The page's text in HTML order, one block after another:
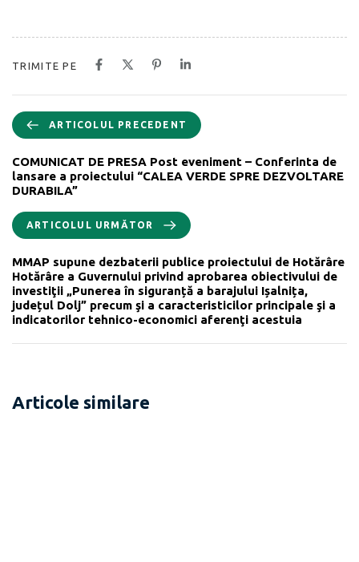
TRIMITE PE
ARTICOLUL PRECEDENT
COMUNICAT DE PRESA Post eveniment – Conferinta de
lansare a proiectului “CALEA VERDE SPRE DEZVOLTARE
DURABILA”
ARTICOLUL URMĂTOR
MMAP supune dezbaterii publice proiectului de Hotărâre
Hotărâre a Guvernului privind aprobarea obiectivului de
investiţii „Punerea în siguranță a barajului Ișalnița,
județul Dolj” precum şi a caracteristicilor principale şi a
indicatorilor tehnico-economici aferenţi acestuia
Articole similare